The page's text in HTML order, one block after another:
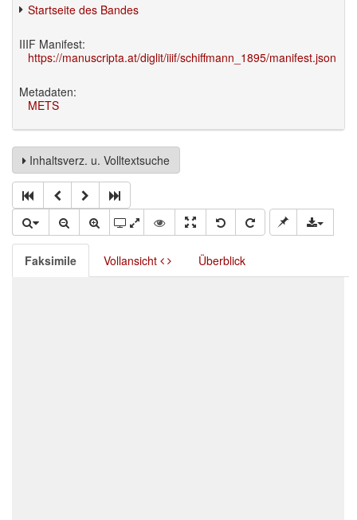
Startseite des Bandes
IIIF Manifest:
https://manuscripta.at/diglit/iiif/schiffmann_1895/manifest.json
Metadaten:
METS
Inhaltsverz. u. Volltextsuche
Faksimile Vollansicht Überblick